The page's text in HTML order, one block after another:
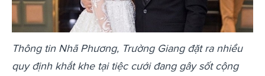
Thông tin Nhã Phương, Trường Giang đặt ra nhiều
quy định khắt khe tại tiệc cưới đang gây sốt cộng